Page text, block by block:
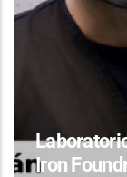
Iron